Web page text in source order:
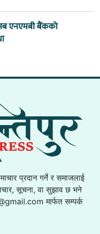
एनएमबी बैंकको
प्रदान गर्ने र समाजलाई
सूचना, वा सुझाव छ भने
मार्फत सम्पर्क